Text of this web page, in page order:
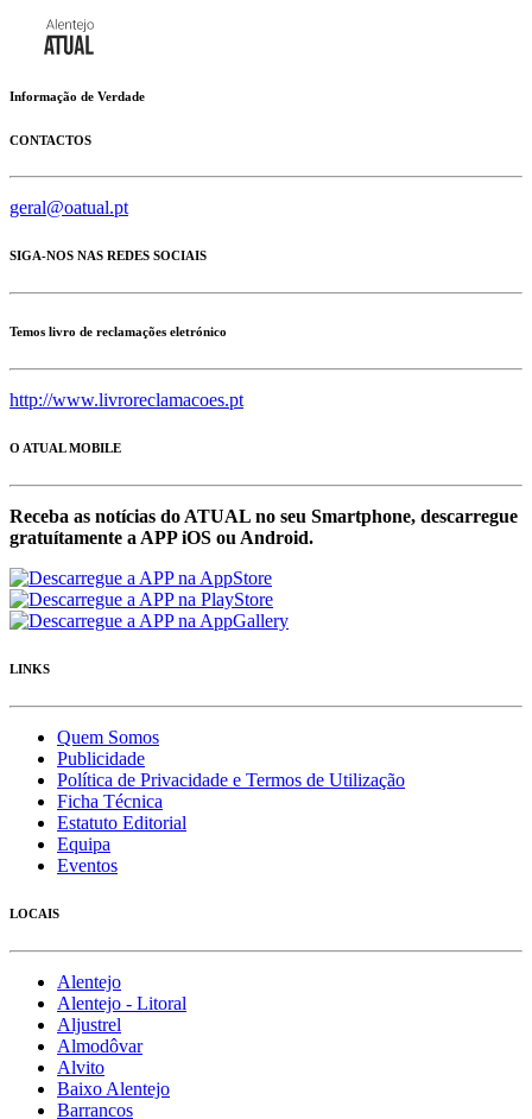
Informação de Verdade
CONTACTOS
geral@oatual.pt
SIGA-NOS NAS REDES SOCIAIS
Temos livro de reclamações eletrónico
http://www.livroreclamacoes.pt
O ATUAL MOBILE
Receba as notícias do ATUAL no seu Smartphone, descarregue
gratuítamente a APP iOS ou Android.
LINKS
Quem Somos
Publicidade
Política de Privacidade e Termos de Utilização
Ficha Técnica
Estatuto Editorial
Equipa
Eventos
LOCAIS
Alentejo
Alentejo - Litoral
Aljustrel
Almodôvar
Alvito
Baixo Alentejo
Barrancos